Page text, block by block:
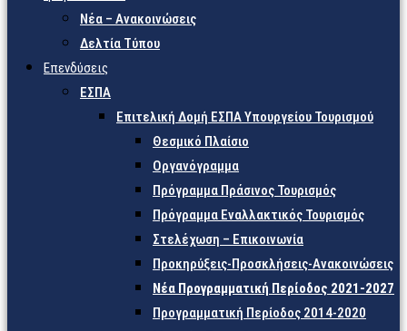
Νέα – Ανακοινώσεις
Δελτία Τύπου
Επενδύσεις
ΕΣΠΑ
Επιτελική Δομή ΕΣΠΑ Υπουργείου Τουρισμού
Θεσμικό Πλαίσιο
Οργανόγραμμα
Πρόγραμμα Πράσινος Τουρισμός
Πρόγραμμα Εναλλακτικός Τουρισμός
Στελέχωση – Επικοινωνία
Προκηρύξεις-Προσκλήσεις-Ανακοινώσεις
Νέα Προγραμματική Περίοδος 2021-2027
Προγραμματική Περίοδος 2014-2020